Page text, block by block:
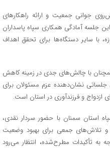
جوانی جمعیت و ارائه راهکارهای
جلسه آمادگی همکاری سپاه پاسداران
با سایر دستگاه‌ها برای تحقق اهداف
با چالش‌های جدی در زمینه کاهش
نشان‌دهنده عزم مسئولان برای
و فرزندآوری در استان است.
استان سمنان با حضور سردار نقدی،
و تلاش‌های جمعی برای بهبود وضعیت
تأکیدات مطرح‌شده، انتظار می‌رود